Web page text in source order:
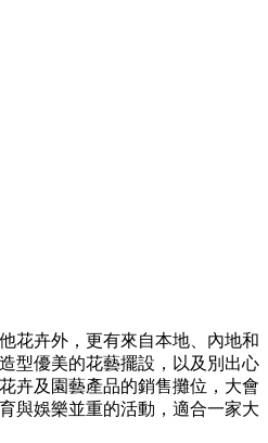
花卉外，更有來自本地、內地和
型優美的花藝擺設，以及別出心
卉及園藝產品的銷售攤位，大會
與娛樂並重的活動，適合一家大